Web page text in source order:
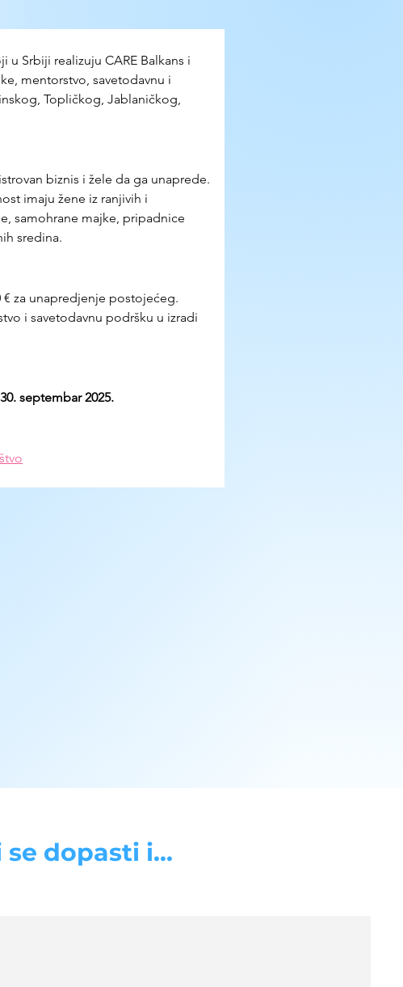
u Srbiji realizuju CARE Balkans i
mentorstvo, savetodavnu i
Topličkog, Jablaničkog,
biznis i žele da ga unaprede.
imaju žene iz ranjivih i
samohrane majke, pripadnice
sredina.
za unapredjenje postojećeg.
i savetodavnu podršku u izradi
30. septembar 2025.
dopasti i...